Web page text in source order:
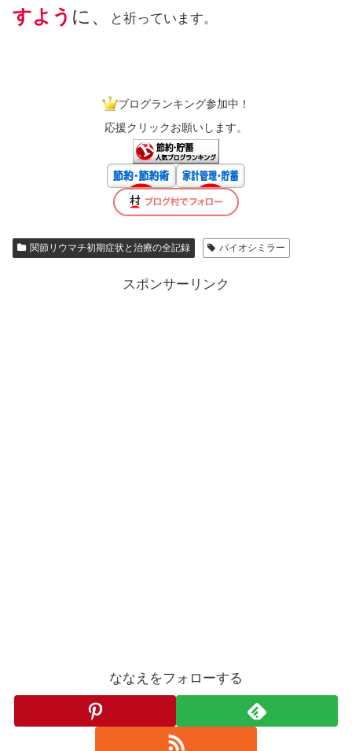
すよう に、 と祈っています。
ブログランキング参加中！
応援クリックお願いします。
関節リウマチ初期症状と治療の全記録 バイオシミラー
スポンサーリンク
ななえをフォローする